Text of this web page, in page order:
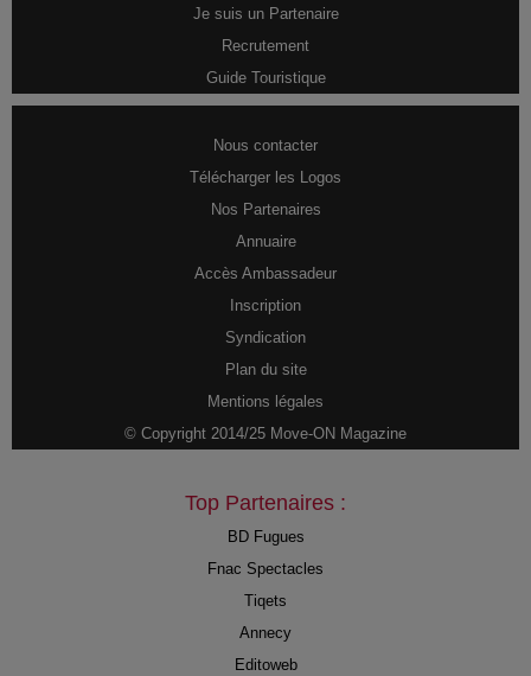
Je suis un Partenaire
Recrutement
Guide Touristique
Nous contacter
Télécharger les Logos
Nos Partenaires
Annuaire
Accès Ambassadeur
Inscription
Syndication
Plan du site
Mentions légales
© Copyright 2014/25 Move-ON Magazine
Top Partenaires :
BD Fugues
Fnac Spectacles
Tiqets
Annecy
Editoweb